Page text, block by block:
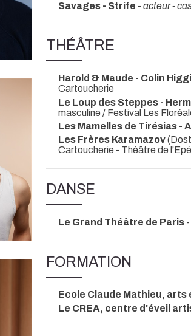
Savages - Strife - acteur -
THÉÂTRE
Harold & Maude - Colin
Cartoucherie
Le Loup des Steppes -
masculine / Festival Les
Les Mamelles de Tirésias -
Les Frères Karamazov
Cartoucherie - Théâtre de
DANSE
Le Grand Théâtre de Paris -
FORMATION
Ecole Claude Mathieu,
Le CREA, centre d'éveil